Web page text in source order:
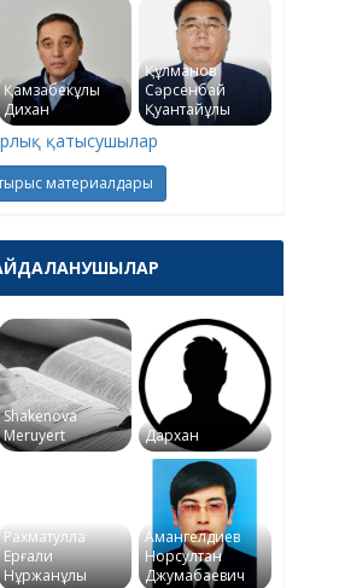
Қамзабекұлы
Дихан
Құлманов
Сәрсенбай
Қуантайұлы
қатысушылар
материалдары
Shakenova
Meruyert
Дархан
Рахматулла
Ерғали
Нұржанұлы
Амангелдиев
Норсултан
Джумабаевич